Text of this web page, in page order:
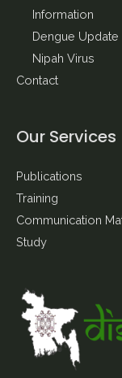
Information
Dengue Update
Nipah Virus
Contact
Our Services
Publications
Training
Communication
Study